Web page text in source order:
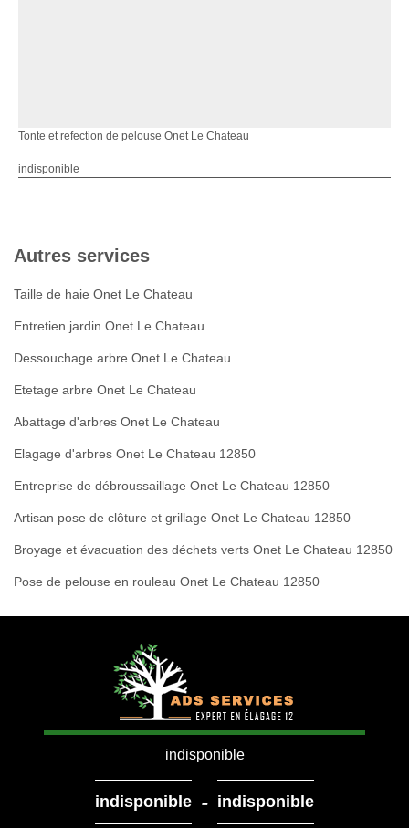
Tonte et refection de pelouse Onet Le Chateau
indisponible
Autres services
Taille de haie Onet Le Chateau
Entretien jardin Onet Le Chateau
Dessouchage arbre Onet Le Chateau
Etetage arbre Onet Le Chateau
Abattage d'arbres Onet Le Chateau
Elagage d'arbres Onet Le Chateau 12850
Entreprise de débroussaillage Onet Le Chateau 12850
Artisan pose de clôture et grillage Onet Le Chateau 12850
Broyage et évacuation des déchets verts Onet Le Chateau 12850
Pose de pelouse en rouleau Onet Le Chateau 12850
indisponible
indisponible - indisponible